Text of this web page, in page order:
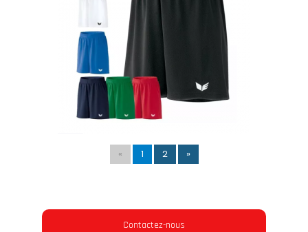
« 1 2 »
Contactez-nous